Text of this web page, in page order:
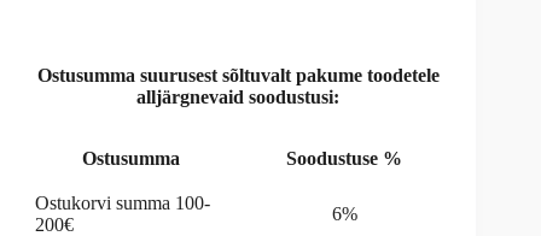
Ostusumma suurusest sõltuvalt pakume toodetele
alljärgnevaid soodustusi:
Ostusumma Soodustuse %
Ostukorvi summa 100-
200€
6%